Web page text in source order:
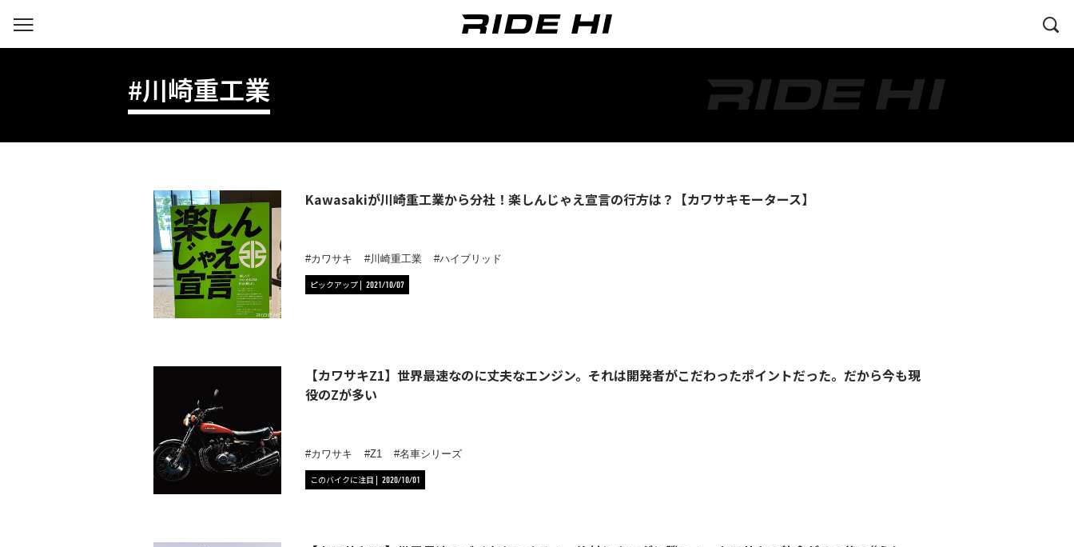
#川崎重工業
Kawasakiが川崎重工業から分社！楽しんじゃえ宣言の行方は？【カワサキモータース】
カワサキ 川崎重工業 ハイブリッド
ピックアップ 2021/10/07
【カワサキZ1】世界最速なのに丈夫なエンジン。それは開発者がこだわったポイントだった。だから今も現
役のZが多い
カワサキ Z1 名車シリーズ
このバイクに注目 2020/10/01